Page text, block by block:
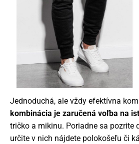
Jednoduchá, ale vždy efektívna
kombinácia je zaručená voľba na
tričko a mikinu. Poriadne sa pozrite
určite v nich nájdete polokošeľu či